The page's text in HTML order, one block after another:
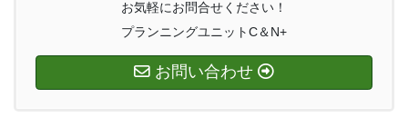
お気軽にお問合せください！
プランニングユニットC＆N+
お問い合わせ